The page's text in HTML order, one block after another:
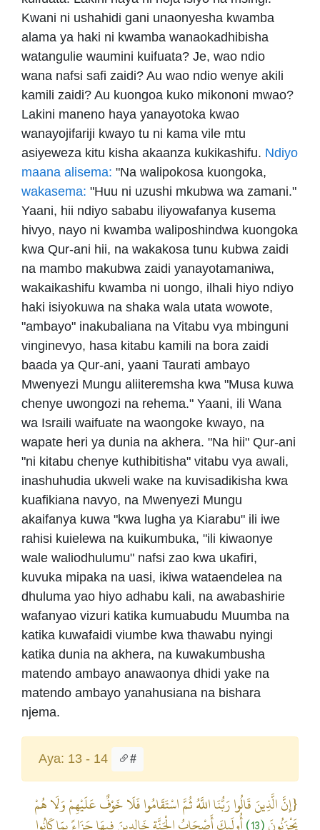
Kwani ni ushahidi gani unaonyesha kwamba
alama ya haki ni kwamba wanaokadhibisha
watangulie waumini kuifuata? Je, wao ndio
wana nafsi safi zaidi? Au wao ndio wenye akili
kamili zaidi? Au kuongoa kuko mikononi mwao?
Lakini maneno haya yanayotoka kwao
wanayojifariji kwayo tu ni kama vile mtu
asiyeweza kitu kisha akaanza kukikashifu. Ndiyo
maana alisema: "Na walipokosa kuongoka,
wakasema: "Huu ni uzushi mkubwa wa zamani."
Yaani, hii ndiyo sababu iliyowafanya kusema
hivyo, nayo ni kwamba waliposhindwa kuongoka
kwa Qur-ani hii, na wakakosa tunu kubwa zaidi
na mambo makubwa zaidi yanayotamaniwa,
wakaikashifu kwamba ni uongo, ilhali hiyo ndiyo
haki isiyokuwa na shaka wala utata wowote,
"ambayo" inakubaliana na Vitabu vya mbinguni
vinginevyo, hasa kitabu kamili na bora zaidi
baada ya Qur-ani, yaani Taurati ambayo
Mwenyezi Mungu aliiteremsha kwa "Musa kuwa
chenye uwongozi na rehema." Yaani, ili Wana
wa Israili waifuate na waongoke kwayo, na
wapate heri ya dunia na akhera. "Na hii" Qur-ani
"ni kitabu chenye kuthibitisha" vitabu vya awali,
inashuhudia ukweli wake na kuvisadikisha kwa
kuafikiana navyo, na Mwenyezi Mungu
akaifanya kuwa "kwa lugha ya Kiarabu" ili iwe
rahisi kuielewa na kuikumbuka, "ili kiwaonye
wale waliodhulumu" nafsi zao kwa ukafiri,
kuvuka mipaka na uasi, ikiwa wataendelea na
dhuluma yao hiyo adhabu kali, na awabashirie
wafanyao vizuri katika kumuabudu Muumba na
katika kuwafaidi viumbe kwa thawabu nyingi
katika dunia na akhera, na kuwakumbusha
matendo ambayo anawaonya dhidi yake na
matendo ambayo yanahusiana na bishara
njema.
Aya: 13 - 14 #
{إِنَّ الَّذِينَ قَالُوا رَبُّنَا اللَّهُ ثُمَّ اسْتَقَامُوا فَلَا خَوْفٌ عَلَيْهِمْ وَلَا هُمْ